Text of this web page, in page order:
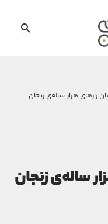
رازهای هزار ساله‌ی زنجان
ساله‌ی زنجان